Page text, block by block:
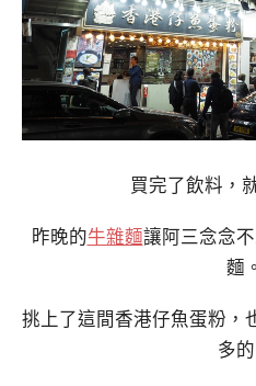
買完了飲料，
昨晚的牛雜麵讓阿三念念
麵。
挑上了這間香港仔魚蛋粉，
多的